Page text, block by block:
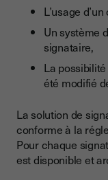
L’usage
Un système
signataire,
La
été modifié
La solution de
conforme à la
Pour chaque
est disponible et